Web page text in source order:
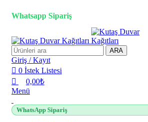
Whatsapp Sipariş
ARA
Giriş / Kayıt
0 İstek Listesi
0,00₺
Menü
WhatsApp Sipariş